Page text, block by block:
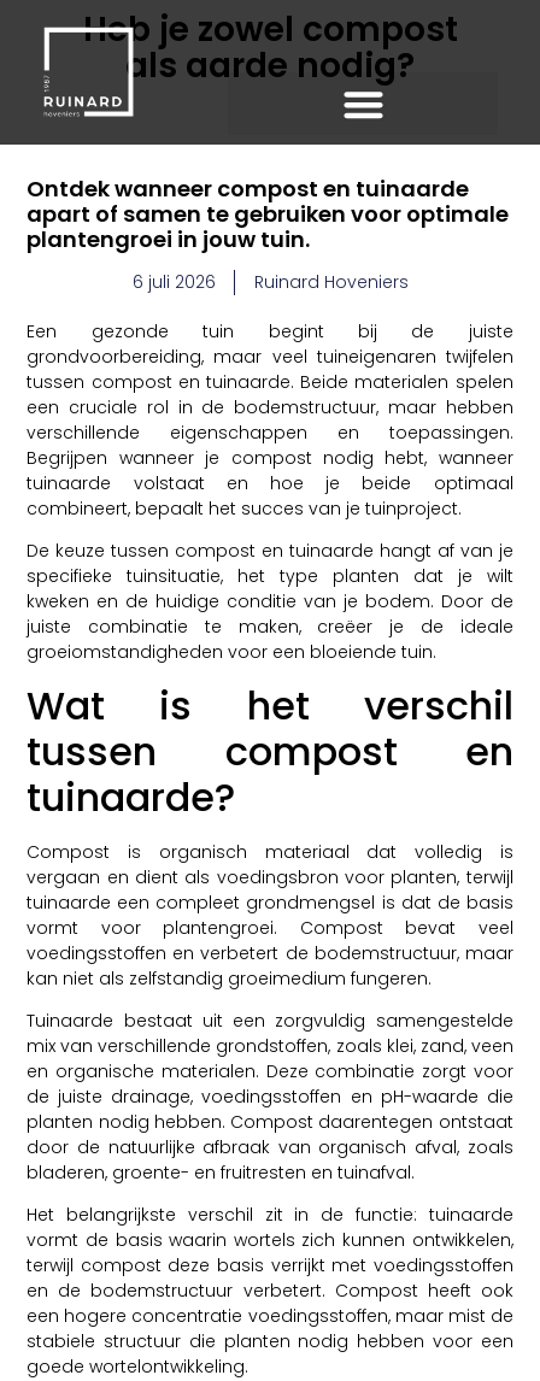
Heb je zowel compost
als aarde nodig?
Ontdek wanneer compost en tuinaarde
apart of samen te gebruiken voor optimale
plantengroei in jouw tuin.
6 juli 2026 Ruinard Hoveniers
Een gezonde tuin begint bij de juiste
grondvoorbereiding, maar veel tuineigenaren twijfelen
tussen compost en tuinaarde. Beide materialen spelen
een cruciale rol in de bodemstructuur, maar hebben
verschillende eigenschappen en toepassingen.
Begrijpen wanneer je compost nodig hebt, wanneer
tuinaarde volstaat en hoe je beide optimaal
combineert, bepaalt het succes van je tuinproject.
De keuze tussen compost en tuinaarde hangt af van je
specifieke tuinsituatie, het type planten dat je wilt
kweken en de huidige conditie van je bodem. Door de
juiste combinatie te maken, creëer je de ideale
groeiomstandigheden voor een bloeiende tuin.
Wat is het verschil
tussen compost en
tuinaarde?
Compost is organisch materiaal dat volledig is
vergaan en dient als voedingsbron voor planten, terwijl
tuinaarde een compleet grondmengsel is dat de basis
vormt voor plantengroei. Compost bevat veel
voedingsstoffen en verbetert de bodemstructuur, maar
kan niet als zelfstandig groeimedium fungeren.
Tuinaarde bestaat uit een zorgvuldig samengestelde
mix van verschillende grondstoffen, zoals klei, zand, veen
en organische materialen. Deze combinatie zorgt voor
de juiste drainage, voedingsstoffen en pH-waarde die
planten nodig hebben. Compost daarentegen ontstaat
door de natuurlijke afbraak van organisch afval, zoals
bladeren, groente- en fruitresten en tuinafval.
Het belangrijkste verschil zit in de functie: tuinaarde
vormt de basis waarin wortels zich kunnen ontwikkelen,
terwijl compost deze basis verrijkt met voedingsstoffen
en de bodemstructuur verbetert. Compost heeft ook
een hogere concentratie voedingsstoffen, maar mist de
stabiele structuur die planten nodig hebben voor een
goede wortelontwikkeling.